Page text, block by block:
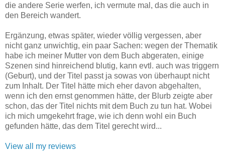
die andere Serie werfen, ich vermute mal, das die auch in
den Bereich wandert.
Ergänzung, etwas später, wieder völlig vergessen, aber
nicht ganz unwichtig, ein paar Sachen: wegen der Thematik
habe ich meiner Mutter von dem Buch abgeraten, einige
Szenen sind hinreichend blutig, kann evtl. auch was triggern
(Geburt), und der Titel passt ja sowas von überhaupt nicht
zum Inhalt. Der Titel hätte mich eher davon abgehalten,
wenn ich den ernst genommen hätte, der Blurb zeigte aber
schon, das der Titel nichts mit dem Buch zu tun hat. Wobei
ich mich umgekehrt frage, wie ich denn wohl ein Buch
gefunden hätte, das dem Titel gerecht wird...
View all my reviews